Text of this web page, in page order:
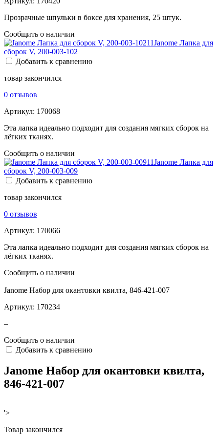
Прозрачные шпульки в боксе для хранения, 25 штук.
Сообщить о наличии
Janome Лапка для
сборок V, 200-003-102
Добавить к сравнению
товар закончился
0 отзывов
Артикул: 170068
Эта лапка идеально подходит для создания мягких сборок на
лёгких тканях.
Сообщить о наличии
Janome Лапка для
сборок V, 200-003-009
Добавить к сравнению
товар закончился
0 отзывов
Артикул: 170066
Эта лапка идеально подходит для создания мягких сборок на
лёгких тканях.
Сообщить о наличии
Janome Набор для окантовки квилта, 846-421-007
Артикул: 170234
–
Сообщить о наличии
Добавить к сравнению
Janome Набор для окантовки квилта,
846-421-007
'>
Товар закончился